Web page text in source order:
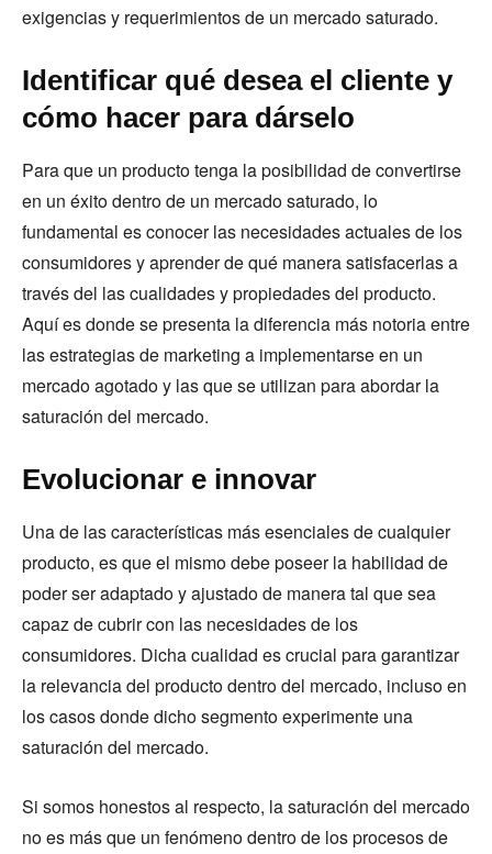
exigencias y requerimientos de un mercado saturado.
Identificar qué desea el cliente y
cómo hacer para dárselo
Para que un producto tenga la posibilidad de convertirse
en un éxito dentro de un mercado saturado, lo
fundamental es conocer las necesidades actuales de los
consumidores y aprender de qué manera satisfacerlas a
través del las cualidades y propiedades del producto.
Aquí es donde se presenta la diferencia más notoria entre
las estrategias de marketing a implementarse en un
mercado agotado y las que se utilizan para abordar la
saturación del mercado.
Evolucionar e innovar
Una de las características más esenciales de cualquier
producto, es que el mismo debe poseer la habilidad de
poder ser adaptado y ajustado de manera tal que sea
capaz de cubrir con las necesidades de los
consumidores. Dicha cualidad es crucial para garantizar
la relevancia del producto dentro del mercado, incluso en
los casos donde dicho segmento experimente una
saturación del mercado.
Si somos honestos al respecto, la saturación del mercado
no es más que un fenómeno dentro de los procesos de